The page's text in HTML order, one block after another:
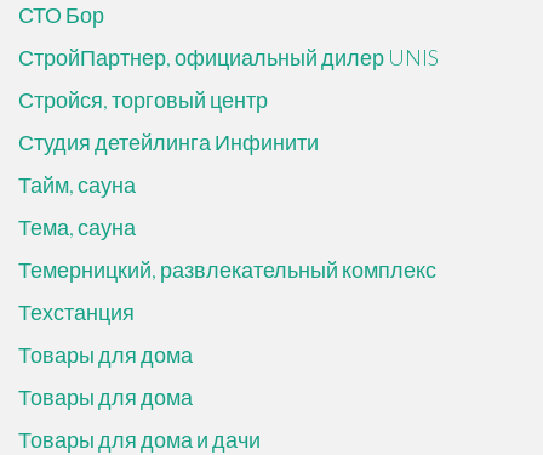
СТО Бор
СтройПартнер, официальный дилер UNIS
Стройся, торговый центр
Студия детейлинга Инфинити
Тайм, сауна
Тема, сауна
Темерницкий, развлекательный комплекс
Техстанция
Товары для дома
Товары для дома
Товары для дома и дачи